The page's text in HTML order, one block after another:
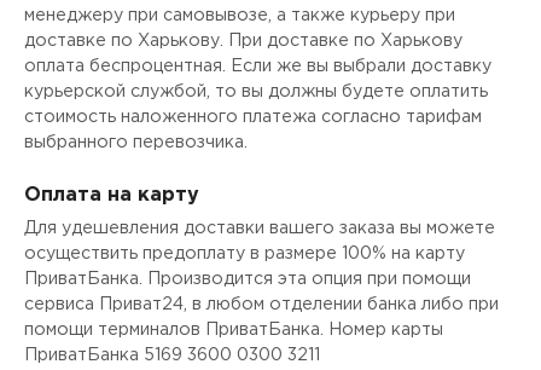
менеджеру при самовывозе, а также курьеру при
доставке по Харькову. При доставке по Харькову
оплата беспроцентная. Если же вы выбрали доставку
курьерской службой, то вы должны будете оплатить
стоимость наложенного платежа согласно тарифам
выбранного перевозчика.
Оплата на карту
Для удешевления доставки вашего заказа вы можете
осуществить предоплату в размере 100% на карту
ПриватБанка. Производится эта опция при помощи
сервиса Приват24, в любом отделении банка либо при
помощи терминалов ПриватБанка. Номер карты
ПриватБанка 5169 3600 0300 3211